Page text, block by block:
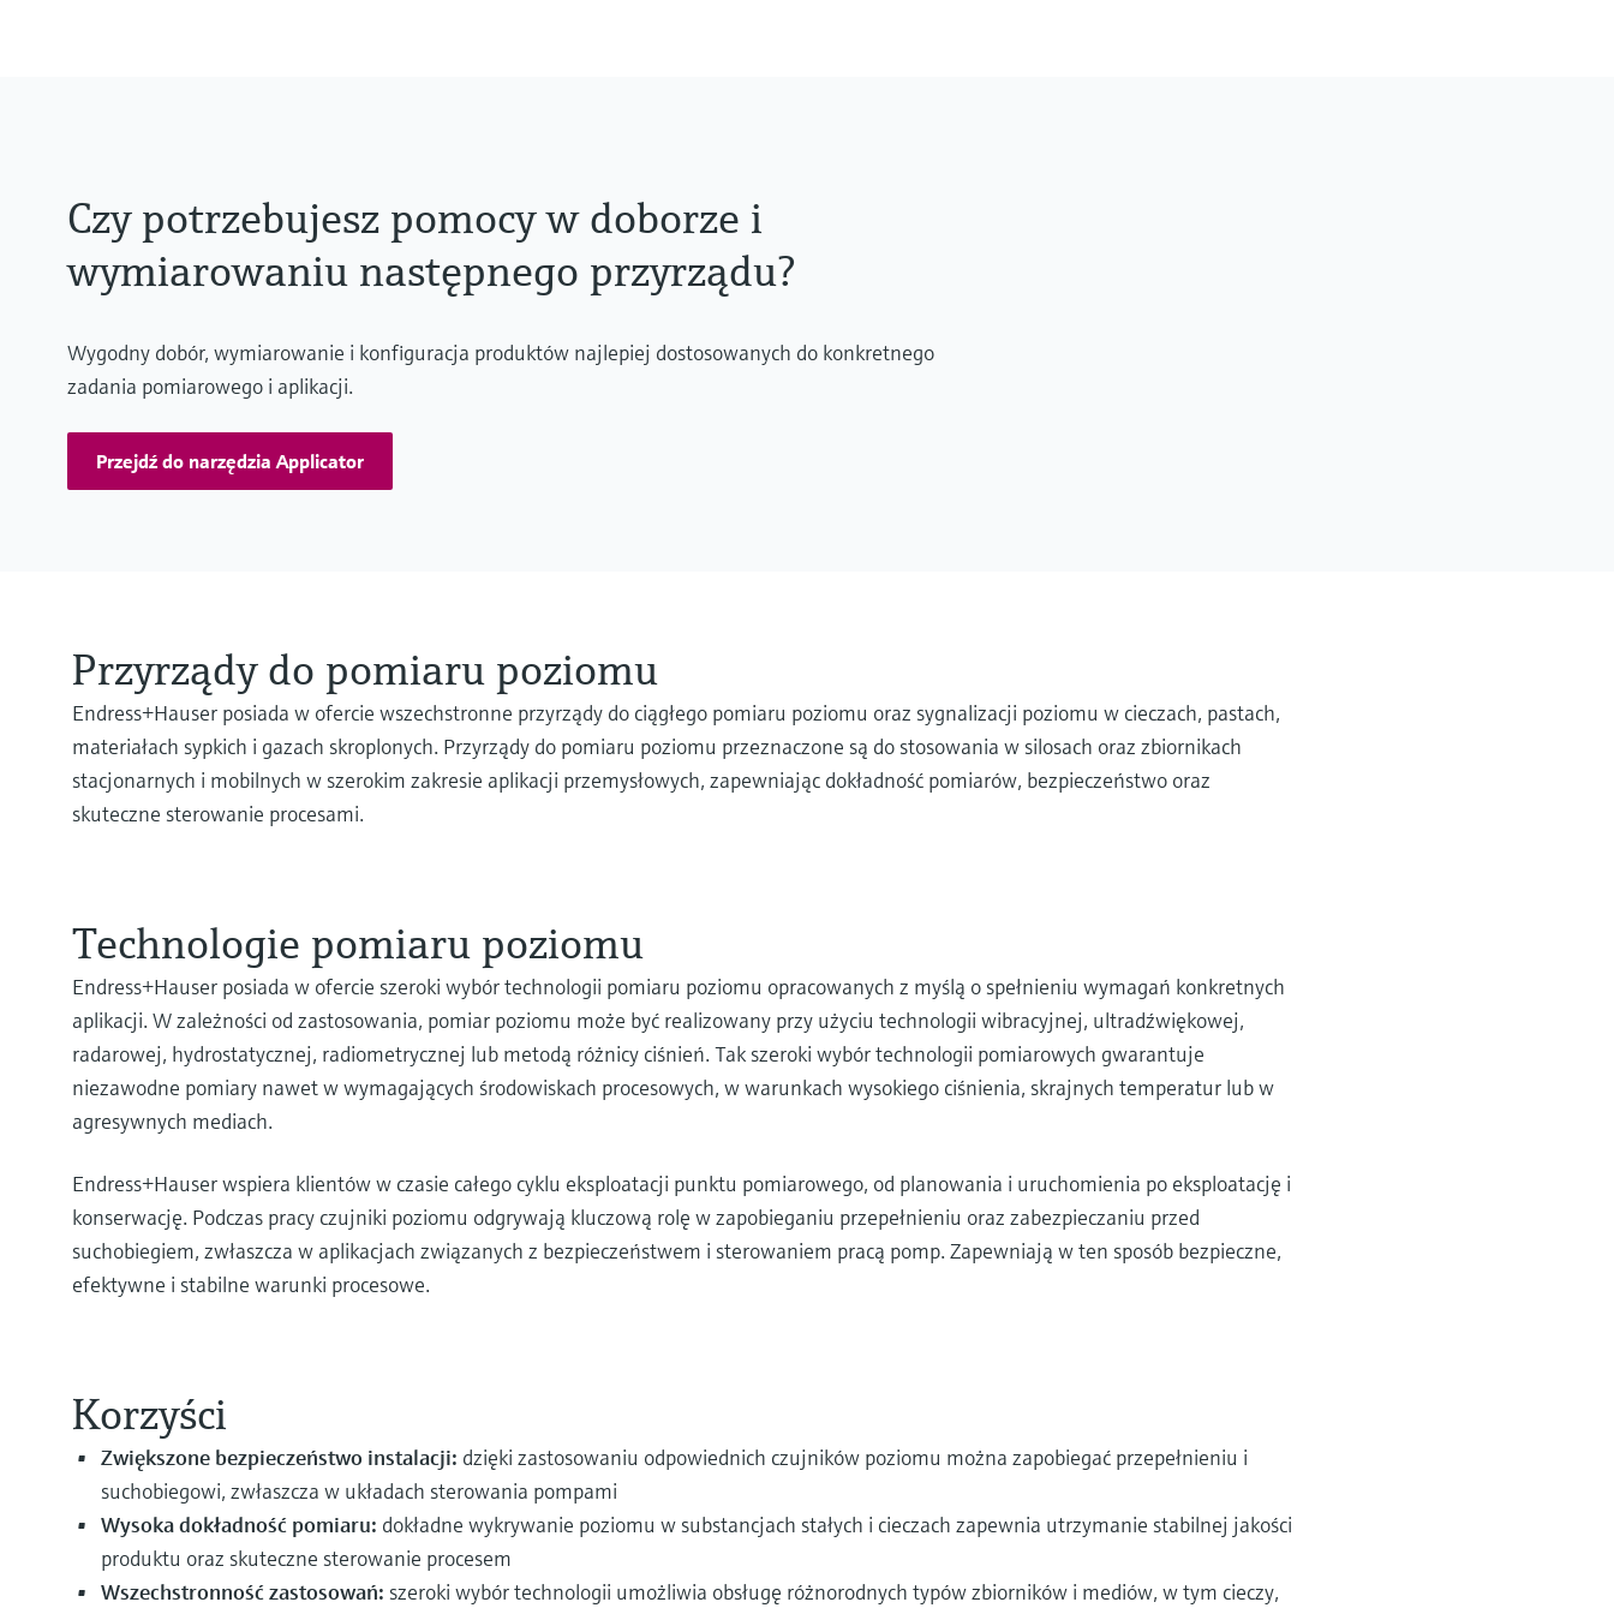
Czy potrzebujesz pomocy w doborze i
wymiarowaniu następnego przyrządu?
Wygodny dobór, wymiarowanie i konfiguracja produktów najlepiej dostosowanych do konkretnego
zadania pomiarowego i aplikacji.
Przejdź do narzędzia Applicator
Przyrządy do pomiaru poziomu
Endress+Hauser posiada w ofercie wszechstronne przyrządy do ciągłego pomiaru poziomu oraz sygnalizacji poziomu w cieczach, pastach,
materiałach sypkich i gazach skroplonych. Przyrządy do pomiaru poziomu przeznaczone są do stosowania w silosach oraz zbiornikach
stacjonarnych i mobilnych w szerokim zakresie aplikacji przemysłowych, zapewniając dokładność pomiarów, bezpieczeństwo oraz
skuteczne sterowanie procesami.
Technologie pomiaru poziomu
Endress+Hauser posiada w ofercie szeroki wybór technologii pomiaru poziomu opracowanych z myślą o spełnieniu wymagań konkretnych
aplikacji. W zależności od zastosowania, pomiar poziomu może być realizowany przy użyciu technologii wibracyjnej, ultradźwiękowej,
radarowej, hydrostatycznej, radiometrycznej lub metodą różnicy ciśnień. Tak szeroki wybór technologii pomiarowych gwarantuje
niezawodne pomiary nawet w wymagających środowiskach procesowych, w warunkach wysokiego ciśnienia, skrajnych temperatur lub w
agresywnych mediach.
Endress+Hauser wspiera klientów w czasie całego cyklu eksploatacji punktu pomiarowego, od planowania i uruchomienia po eksploatację i
konserwację. Podczas pracy czujniki poziomu odgrywają kluczową rolę w zapobieganiu przepełnieniu oraz zabezpieczaniu przed
suchobiegiem, zwłaszcza w aplikacjach związanych z bezpieczeństwem i sterowaniem pracą pomp. Zapewniają w ten sposób bezpieczne,
efektywne i stabilne warunki procesowe.
Korzyści
Zwiększone bezpieczeństwo instalacji: dzięki zastosowaniu odpowiednich czujników poziomu można zapobiegać przepełnieniu i
suchobiegowi, zwłaszcza w układach sterowania pompami
Wysoka dokładność pomiaru: dokładne wykrywanie poziomu w substancjach stałych i cieczach zapewnia utrzymanie stabilnej jakości
produktu oraz skuteczne sterowanie procesem
Wszechstronność zastosowań: szeroki wybór technologii umożliwia obsługę różnorodnych typów zbiorników i mediów, w tym cieczy,